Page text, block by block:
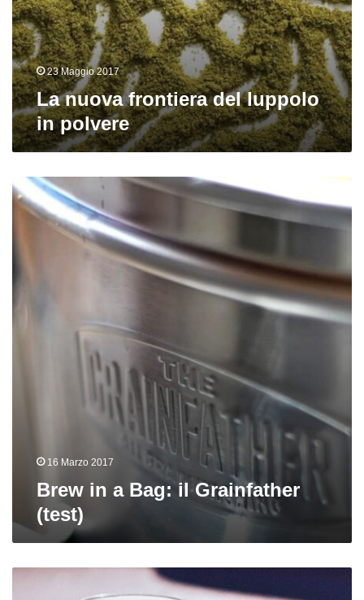
23 Maggio 2017
La nuova frontiera del luppolo
in polvere
Brew
in
16 Marzo 2017
Brew in a Bag: il Grainfather
(test)